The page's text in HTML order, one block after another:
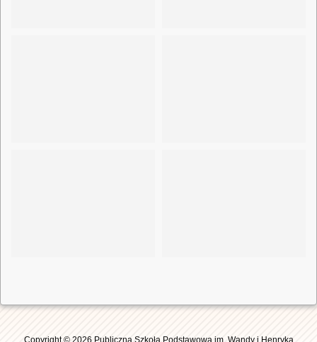
Copyright © 2026 Publiczna Szkoła Podstawowa im. Wandy i Henryka